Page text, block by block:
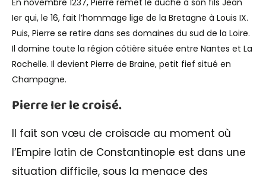
Ier qui, le 16, fait l’hommage lige de la Bretagne à Louis IX.
Puis, Pierre se retire dans ses domaines du sud de la Loire.
Il domine toute la région côtière située entre Nantes et La
Rochelle. Il devient Pierre de Braine, petit fief situé en
Champagne.
Pierre Ier le croisé.
Il fait son vœu de croisade au moment où
l’Empire latin de Constantinople est dans une
situation difficile, sous la menace des